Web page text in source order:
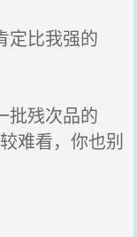
定比我强的
批残次品的
难看，你也别